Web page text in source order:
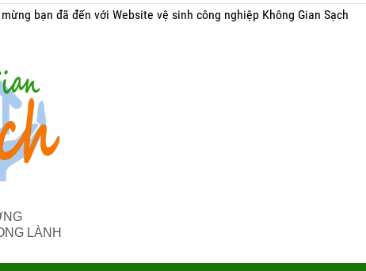
mừng bạn đã đến với Website vệ sinh công nghiệp Không Gian Sạch
LÀNH